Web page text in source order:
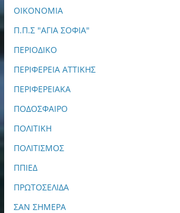
ΟΙΚΟΝΟΜΙΑ
Π.Π.Σ "ΑΓΙΑ ΣΟΦΙΑ"
ΠΕΡΙΟΔΙΚΟ
ΠΕΡΙΦΕΡΕΙΑ ΑΤΤΙΚΗΣ
ΠΕΡΙΦΕΡΕΙΑΚΑ
ΠΟΔΟΣΦΑΙΡΟ
ΠΟΛΙΤΙΚΗ
ΠΟΛΙΤΙΣΜΟΣ
ΠΠΙΕΔ
ΠΡΩΤΟΣΕΛΙΔΑ
ΣΑΝ ΣΗΜΕΡΑ